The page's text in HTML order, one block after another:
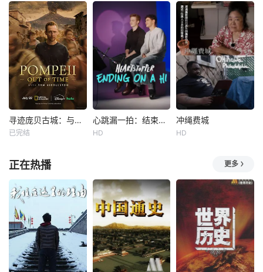
寻迹庞贝古城：与汤姆·希德勒斯顿同行
已完结
心跳漏一拍：结束在一声嗨
HD
冲绳费城
HD
正在热播 更多